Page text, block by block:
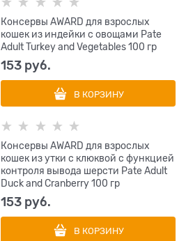
Консервы AWARD для взрослых
кошек из индейки с овощами Pate
Adult Turkey and Vegetables 100 гр
153 руб.
В КОРЗИНУ
Консервы AWARD для взрослых
кошек из утки с клюквой с функцией
контроля вывода шерсти Pate Adult
Duck and Cranberry 100 гр
153 руб.
В КОРЗИНУ